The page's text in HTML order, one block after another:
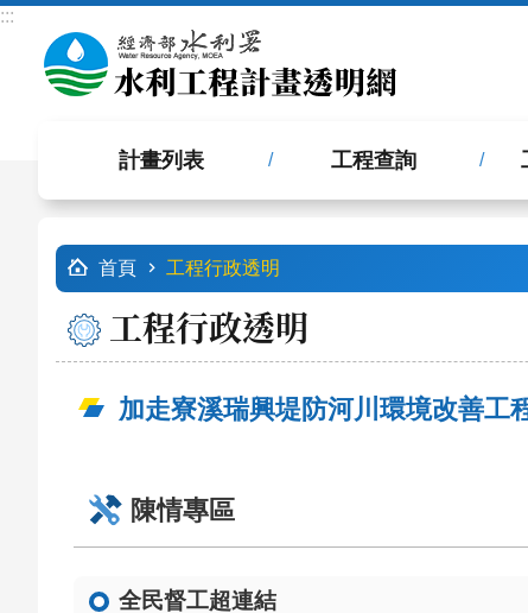
跳到主要內容區塊
:::
計畫列表 工程查詢
:::
首頁 工程行政透明
工程行政透明
加走寮溪瑞興堤防河川環境改善工
陳情專區
全民督工超連結